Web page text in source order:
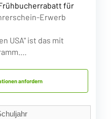
für
Erwerb
USA" ist das mit
anfordern